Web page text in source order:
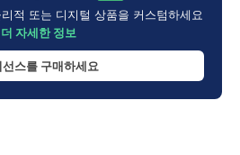
적 또는 디지털 상품을 커스텀하세요
더 자세한 정보
선스를 구매하세요